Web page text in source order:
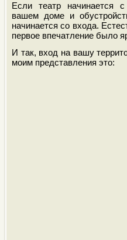
Если театр начинается
вашем доме и
начинается со входа.
первое впечатление было
И так, вход на вашу
моим представления это: